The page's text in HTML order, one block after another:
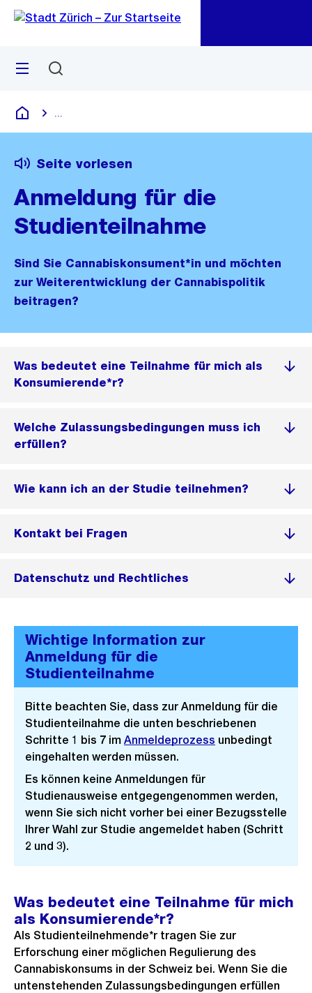
Navigation
Sprunglink
Menü
Deutsch
Seite vorlesen
Anmeldung für die
Studienteilnahme
Sind Sie Cannabiskonsument*in und möchten
zur Weiterentwicklung der Cannabispolitik
beitragen?
Was bedeutet eine Teilnahme für mich als
Konsumierende*r?
Welche Zulassungsbedingungen muss ich
erfüllen?
Wie kann ich an der Studie teilnehmen?
Kontakt bei Fragen
Datenschutz und Rechtliches
Wichtige Information zur
Anmeldung für die
Studienteilnahme
Bitte beachten Sie, dass zur Anmeldung für die
Studienteilnahme die unten beschriebenen
Schritte 1 bis 7 im Anmeldeprozess unbedingt
eingehalten werden müssen.
Es können keine Anmeldungen für
Studienausweise entgegengenommen werden,
wenn Sie sich nicht vorher bei einer Bezugsstelle
Ihrer Wahl zur Studie angemeldet haben (Schritt
2 und 3).
Was bedeutet eine Teilnahme für mich
als Konsumierende*r?
Als Studienteilnehmende*r tragen Sie zur
Erforschung einer möglichen Regulierung des
Cannabiskonsums in der Schweiz bei. Wenn Sie die
untenstehenden Zulassungsbedingungen erfüllen